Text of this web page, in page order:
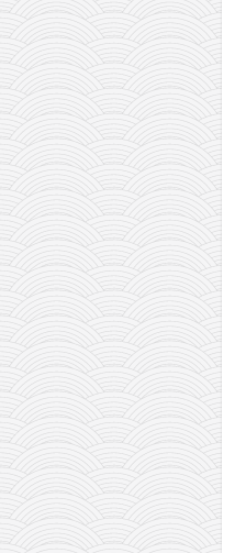
umesto tvitera
kalendar srpski
azbuki i knjige
Okinava karate
najnovije na blogu
moje beleške
istorija karatea
bubishi
karate
kihon
naihanchi
kushanku
passai
temashiwari
kobudo